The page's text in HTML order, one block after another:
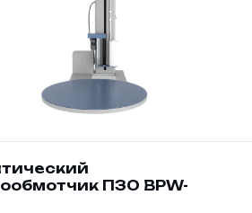
ПЗО BPW-